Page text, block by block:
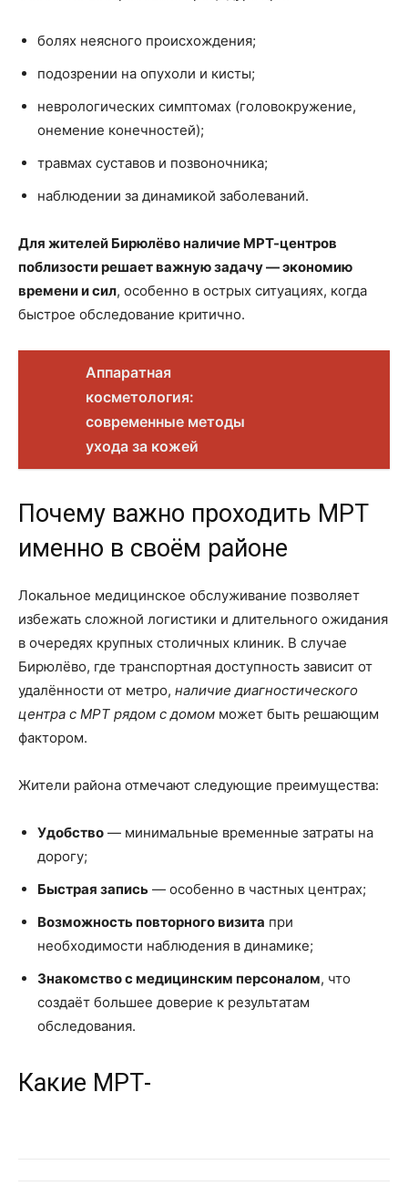
болях неясного происхождения;
подозрении на опухоли и кисты;
неврологических симптомах (головокружение,
онемение конечностей);
травмах суставов и позвоночника;
наблюдении за динамикой заболеваний.
Для жителей Бирюлёво наличие МРТ-центров
поблизости решает важную задачу — экономию
времени и сил, особенно в острых ситуациях, когда
быстрое обследование критично.
Аппаратная
косметология:
современные методы
ухода за кожей
Почему важно проходить МРТ
именно в своём районе
Локальное медицинское обслуживание позволяет
избежать сложной логистики и длительного ожидания
в очередях крупных столичных клиник. В случае
Бирюлёво, где транспортная доступность зависит от
удалённости от метро, наличие диагностического
центра с МРТ рядом с домом может быть решающим
фактором.
Жители района отмечают следующие преимущества:
Удобство — минимальные временные затраты на
дорогу;
Быстрая запись — особенно в частных центрах;
Возможность повторного визита при
необходимости наблюдения в динамике;
Знакомство с медицинским персоналом, что
создаёт большее доверие к результатам
обследования.
Какие МРТ-